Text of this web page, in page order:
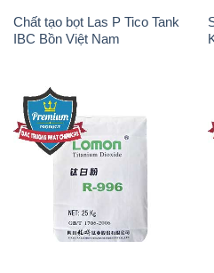
Oxit Titan KA100 – Tio2 Trung